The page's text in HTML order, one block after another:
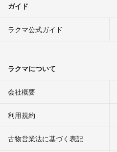
ガイド
ラクマ公式ガイド
ラクマについて
会社概要
利用規約
古物営業法に基づく表記